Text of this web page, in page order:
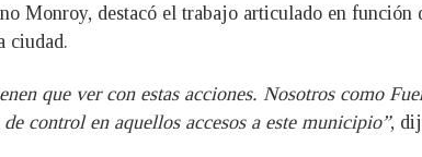
Monroy, destacó el trabajo articulado en
ciudad.
que ver con estas acciones. Nosotros como
control en aquellos accesos a este municipio”,